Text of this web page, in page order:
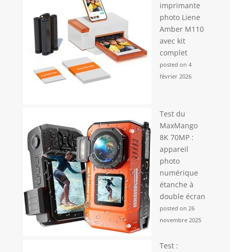
imprimante
photo Liene
Amber M110
avec kit
complet
posted on 4
février 2026
Test du
MaxMango
8K 70MP :
appareil
photo
numérique
étanche à
double écran
posted on 26
novembre 2025
Test :